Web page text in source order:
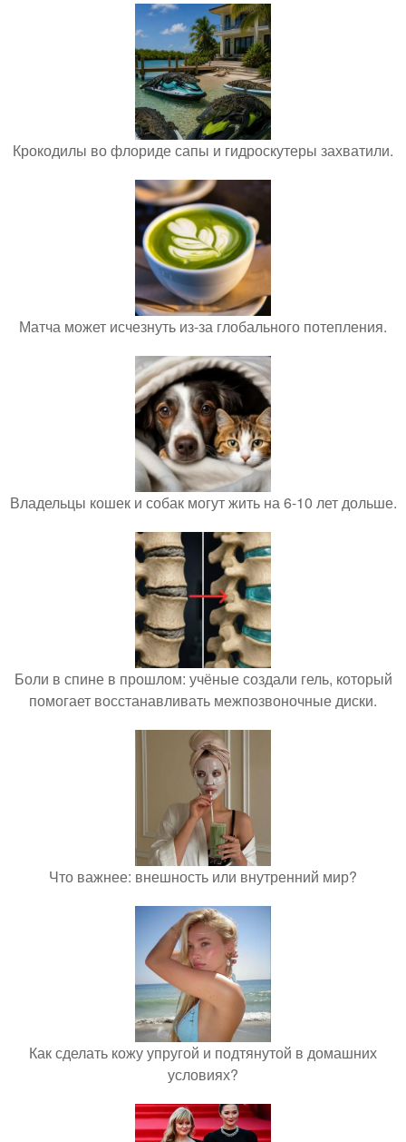
Крокодилы во флориде сапы и гидроскутеры захватили.
Матча может исчезнуть из-за глобального потепления.
Владельцы кошек и собак могут жить на 6-10 лет дольше.
Боли в спине в прошлом: учёные создали гель, который
помогает восстанавливать межпозвоночные диски.
Что важнее: внешность или внутренний мир?
Как сделать кожу упругой и подтянутой в домашних
условиях?